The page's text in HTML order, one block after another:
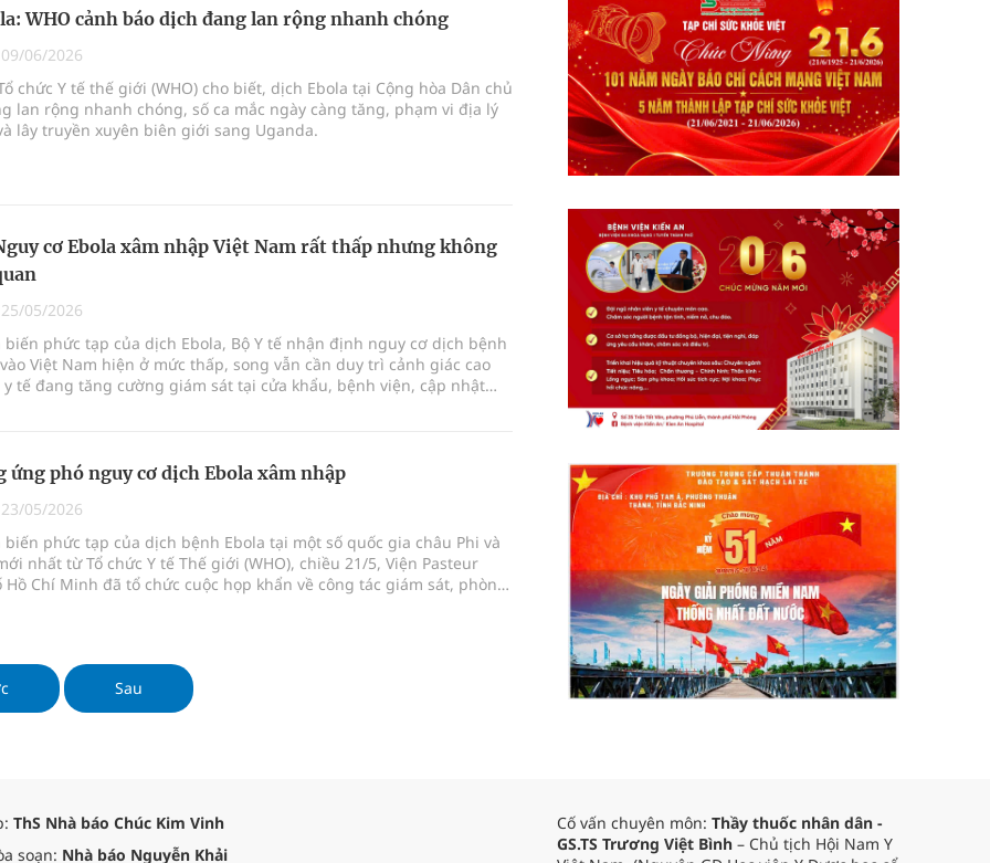
WHO cảnh báo dịch đang lan rộng nhanh chóng
09/06/2026
chức Y tế thế giới (WHO) cho biết, dịch Ebola tại Cộng hòa Dân chủ
lan rộng nhanh chóng, số ca mắc ngày càng tăng, phạm vi địa lý
lây truyền xuyên biên giới sang Uganda.
cơ Ebola xâm nhập Việt Nam rất thấp nhưng không
25/05/2026
biến phức tạp của dịch Ebola, Bộ Y tế nhận định nguy cơ dịch bệnh
Việt Nam hiện ở mức thấp, song vẫn cần duy trì cảnh giác cao
y tế đang tăng cường giám sát tại cửa khẩu, bệnh viện, cập nhật
ứng phó nguy cơ dịch Ebola xâm nhập
23/05/2026
biến phức tạp của dịch bệnh Ebola tại một số quốc gia châu Phi và
nhất từ Tổ chức Y tế Thế giới (WHO), chiều 21/5, Viện Pasteur
Hồ Chí Minh đã tổ chức cuộc họp khẩn về công tác giám sát, phòng
Sau
ThS Nhà báo Chúc Kim Vinh
soạn: Nhà báo Nguyễn Khải
Cố vấn chuyên môn: Thầy thuốc nhân dân -
GS.TS Trương Việt Bình – Chủ tịch Hội Nam Y